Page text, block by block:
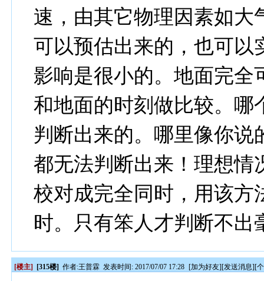
速，由其它物理因素如大
可以预估出来的，也可以
影响是很小的。地面完全
和地面的时刻做比较。哪
判断出来的。哪里像你说
都无法判断出来！理想情
校对成完全同时，用该方
时。只有笨人才判断不出
[楼主] [315楼] 作者:王普霖 发表时间: 2017/07/07 17:28 [加为好友][发送消息][